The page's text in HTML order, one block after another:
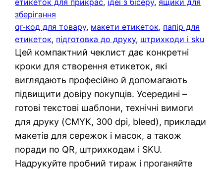
зберігання
qr-код для товару, макети етикеток, папір для
етикеток, підготовка до друку, штрихкоди і sku
Цей компактний чеклист дає конкретні
кроки для створення етикеток, які
виглядають професійно й допомагають
підвищити довіру покупців. Усередині –
готові текстові шаблони, технічні вимоги
для друку (CMYK, 300 dpi, bleed), приклади
макетів для сережок і масок, а також
поради по QR, штрихкодам і SKU.
Надрукуйте пробний тираж і проганяйте